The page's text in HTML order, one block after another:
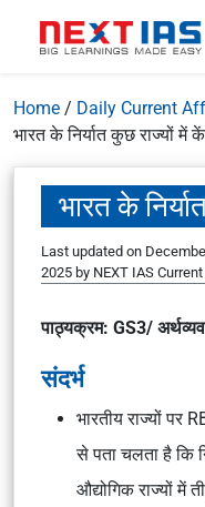
Home / Daily Current
भारत के निर्यात कुछ राज्यों में
भारत के
Last updated on
2025 by NEXT IAS
पाठ्यक्रम: GS3/
संदर्भ
भारतीय राज्यों पर
से पता चलता है कि
औद्योगिक राज्यों में